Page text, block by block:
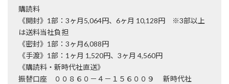
購読料
《開封》1部：3ヶ月5,064円、6ヶ月 10,128円 ※3部以上
は送料当社負担
《密封》1部：3ヶ月6,088円
《手渡》1部：1ヶ月 1,520円、3ヶ月 4,560円
《購読料・新時代社直送》
振替口座 ００８６０－４－１５６００９ 新時代社